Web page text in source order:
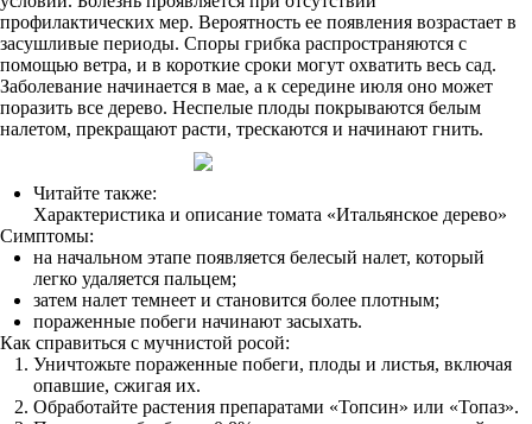
профилактических мер. Вероятность ее появления возрастает в
засушливые периоды. Споры грибка распространяются с
помощью ветра, и в короткие сроки могут охватить весь сад.
Заболевание начинается в мае, а к середине июля оно может
поразить все дерево. Неспелые плоды покрываются белым
налетом, прекращают расти, трескаются и начинают гнить.
Читайте также:
Характеристика и описание томата «Итальянское дерево»
Симптомы:
на начальном этапе появляется белесый налет, который
легко удаляется пальцем;
затем налет темнеет и становится более плотным;
пораженные побеги начинают засыхать.
Как справиться с мучнистой росой:
Уничтожьте пораженные побеги, плоды и листья, включая
опавшие, сжигая их.
Обработайте растения препаратами «Топсин» или «Топаз».